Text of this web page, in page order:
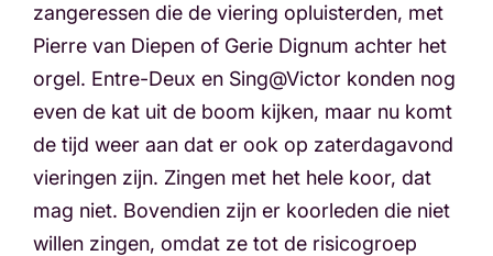
zangeressen die de viering opluisterden, met
Pierre van Diepen of Gerie Dignum achter het
orgel. Entre-Deux en Sing@Victor konden nog
even de kat uit de boom kijken, maar nu komt
de tijd weer aan dat er ook op zaterdagavond
vieringen zijn. Zingen met het hele koor, dat
mag niet. Bovendien zijn er koorleden die niet
willen zingen, omdat ze tot de risicogroep